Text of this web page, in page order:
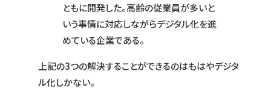
ともに開発した。高齢の従業員が多いと
いう事情に対応しながらデジタル化を進
めている企業である。
上記の3つの解決することができるのはもはやデジタ
ル化しかない。